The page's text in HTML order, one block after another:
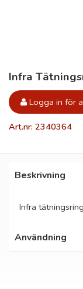
Infra
Logga in för
Art.nr: 2340364
Beskrivning
Infra
Användning